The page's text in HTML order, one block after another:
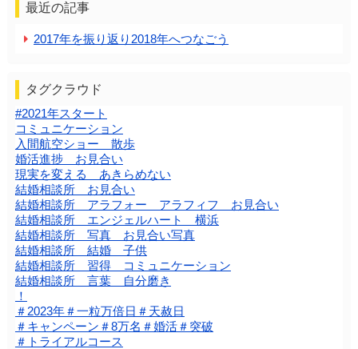
最近の記事
2017年を振り返り2018年へつなごう
タグクラウド
#2021年スタート
コミュニケーション
入間航空ショー 散歩
婚活進捗 お見合い
現実を変える あきらめない
結婚相談所 お見合い
結婚相談所 アラフォー アラフィフ お見合い
結婚相談所 エンジェルハート 横浜
結婚相談所 写真 お見合い写真
結婚相談所 結婚 子供
結婚相談所 習得 コミュニケーション
結婚相談所 言葉 自分磨き
！
＃2023年＃一粒万倍日＃天赦日
＃キャンペーン＃8万名＃婚活＃突破
＃トライアルコース